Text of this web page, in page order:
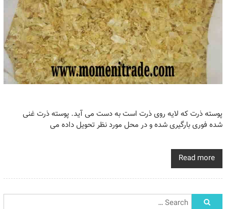
پوسته ذرت که لایه روی ذرت است به دست می آید. پوسته ذرت غنی
شده فوری بارگیری شده و در محل مورد نظر تحویل داده می
Read more